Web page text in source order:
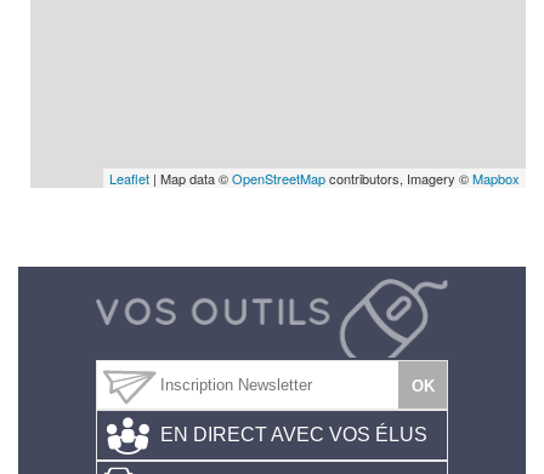
Leaflet | Map data ©OpenStreetMapcontributors, Imagery ©Mapbox
EN DIRECT AVEC VOS ÉLUS